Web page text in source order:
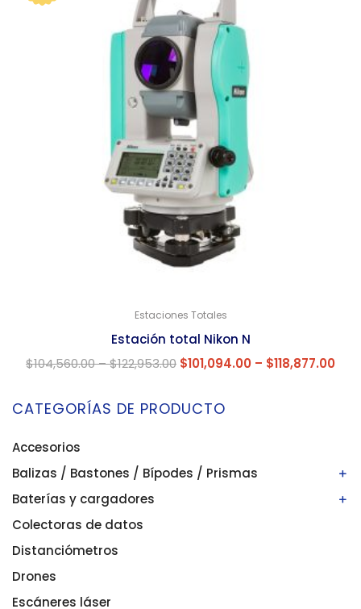
Estaciones Totales
Estación total Nikon N
$104,560.00–$122,953.00 $101,094.00 – $118,877.00
CATEGORÍAS DE PRODUCTO
Accesorios
Balizas / Bastones / Bípodes / Prismas
Bastones/balizas
Bípodes
Prismas
Baterías y cargadores
Baterías
Cargadores
Colectoras de datos
Distanciómetros
Drones
Escáneres láser